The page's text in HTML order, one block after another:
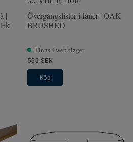
|
Övergångslister i fanér | OAK
BRUSHED
Finns i webblager
555 SEK
Köp